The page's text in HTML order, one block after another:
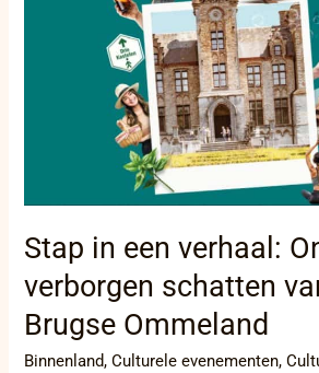
Stap in een verhaal:
verborgen schatten
Brugse Ommeland
Binnenland,Culturele evenementen,